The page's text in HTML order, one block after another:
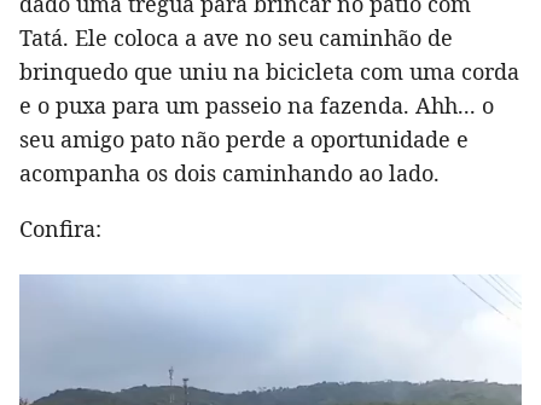
Tatá. Ele coloca a ave no seu caminhão de
brinquedo que uniu na bicicleta com uma corda
e o puxa para um passeio na fazenda. Ahh... o
seu amigo pato não perde a oportunidade e
acompanha os dois caminhando ao lado.
Confira: